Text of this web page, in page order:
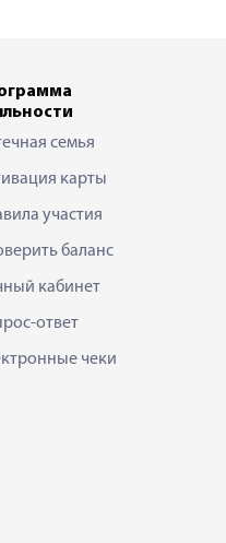
семья
карты
участия
баланс
кабинет
ответ
чеки